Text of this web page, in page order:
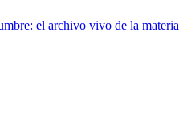
el archivo vivo de la materia